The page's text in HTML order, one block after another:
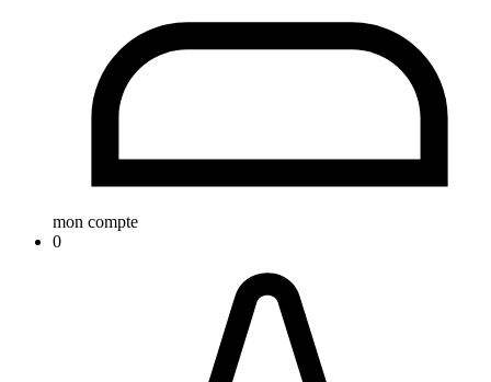
mon compte
0